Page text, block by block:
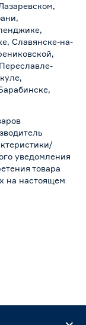
Славянске-на-
уведомления
товара
на настоящем